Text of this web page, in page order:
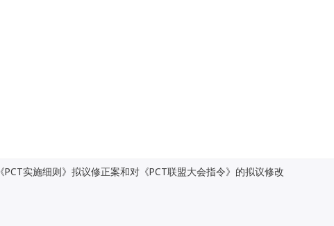
《PCT实施细则》拟议修正案和对《PCT联盟大会指令》的拟议修改